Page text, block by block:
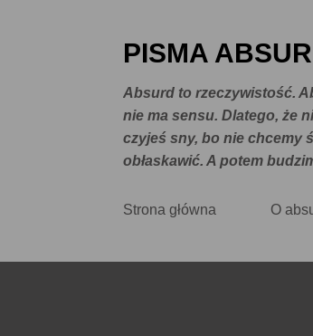
PISMA
Absurd to rzeczywistość.
nie ma sensu. Dlatego, że
czyjeś sny, bo nie chcemy
obłaskawić. A potem
Strona główna O